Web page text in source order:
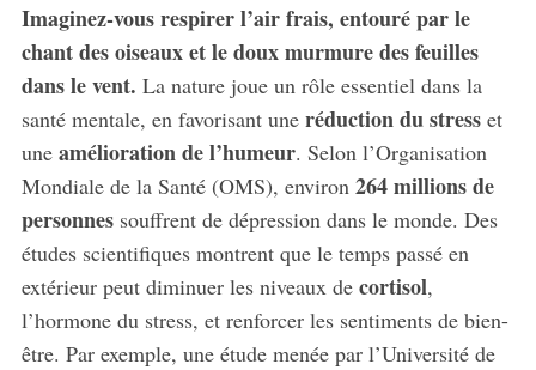
Imaginez-vous respirer l’air frais, entouré par le
chant des oiseaux et le doux murmure des feuilles
dans le vent. La nature joue un rôle essentiel dans la
santé mentale, en favorisant une réduction du stresset
une amélioration de l’humeur. Selon l’Organisation
Mondiale de la Santé (OMS), environ 264 millions de
personnessouffrent de dépression dans le monde. Des
études scientifiques montrent que le temps passé en
extérieur peut diminuer les niveaux de cortisol,
l’hormone du stress, et renforcer les sentiments de bien-
être. Par exemple, une étude menée par l’Université de